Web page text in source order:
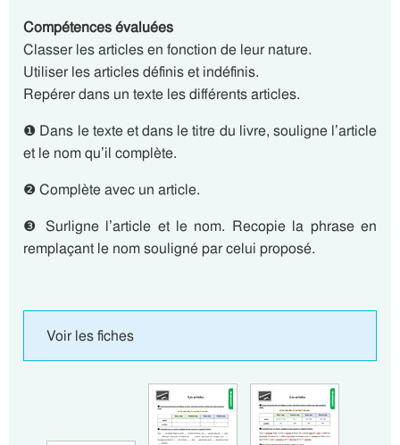
Compétences évaluées
Classer les articles en fonction de leur nature.
Utiliser les articles définis et indéfinis.
Repérer dans un texte les différents articles.
❶ Dans le texte et dans le titre du livre, souligne l’article
et le nom qu’il complète.
❷ Complète avec un article.
❸ Surligne l’article et le nom. Recopie la phrase en
remplaçant le nom souligné par celui proposé.
Voir les fiches